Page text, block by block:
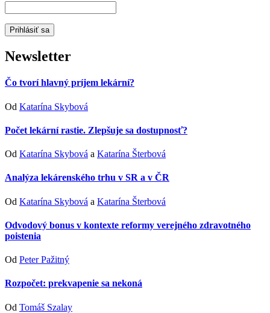
Newsletter
Čo tvorí hlavný príjem lekární?
Od Katarína Skybová
Počet lekární rastie. Zlepšuje sa dostupnosť?
Od Katarína Skybová a Katarína Šterbová
Analýza lekárenského trhu v SR a v ČR
Od Katarína Skybová a Katarína Šterbová
Odvodový bonus v kontexte reformy verejného zdravotného
poistenia
Od Peter Pažitný
Rozpočet: prekvapenie sa nekoná
Od Tomáš Szalay